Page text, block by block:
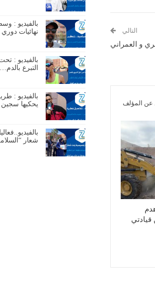
التالي
و العمراني
عن المؤلف
قيادتي
بالفيديو :
نهائيات
بالفيديو :
التبرع بالدم…
بالفيديو :
يحكيها سجين
شعار